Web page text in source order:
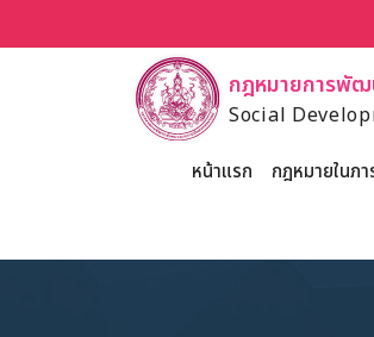
กฎหมายการพั
Social
หน้าแรก กฎหมายในภ